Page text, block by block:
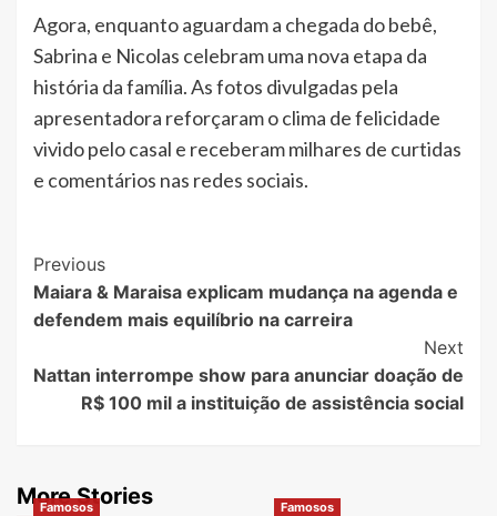
Agora, enquanto aguardam a chegada do bebê,
Sabrina e Nicolas celebram uma nova etapa da
história da família. As fotos divulgadas pela
apresentadora reforçaram o clima de felicidade
vivido pelo casal e receberam milhares de curtidas
e comentários nas redes sociais.
Post
Navigation
Previous
Maiara & Maraisa explicam mudança na agenda e
defendem mais equilíbrio na carreira
Next
Nattan interrompe show para anunciar doação de
R$ 100 mil a instituição de assistência social
More Stories
Famosos Famosos